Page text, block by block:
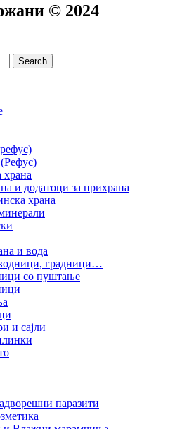
© 2024
Search
и додатоци за прихрана
храна
и вода
градници…
со пуштање
и сајли
паразити